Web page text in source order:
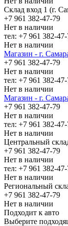
Склад вход 1 (г.
+7 961 382-47-79
Нет в наличии
тел: +7 961 382-
Нет в наличии
Магазин - г.
+7 961 382-47-79
Нет в наличии
тел: +7 961 382-
Нет в наличии
Магазин - г.
+7 961 382-47-79
Нет в наличии
тел: +7 961 382-
Нет в наличии
Центральный
+7 961 382-47-79
Нет в наличии
тел: +7 961 382-
Нет в наличии
Региональный
+7 961 382-47-79
Нет в наличии
Подходит к авто
Выберите